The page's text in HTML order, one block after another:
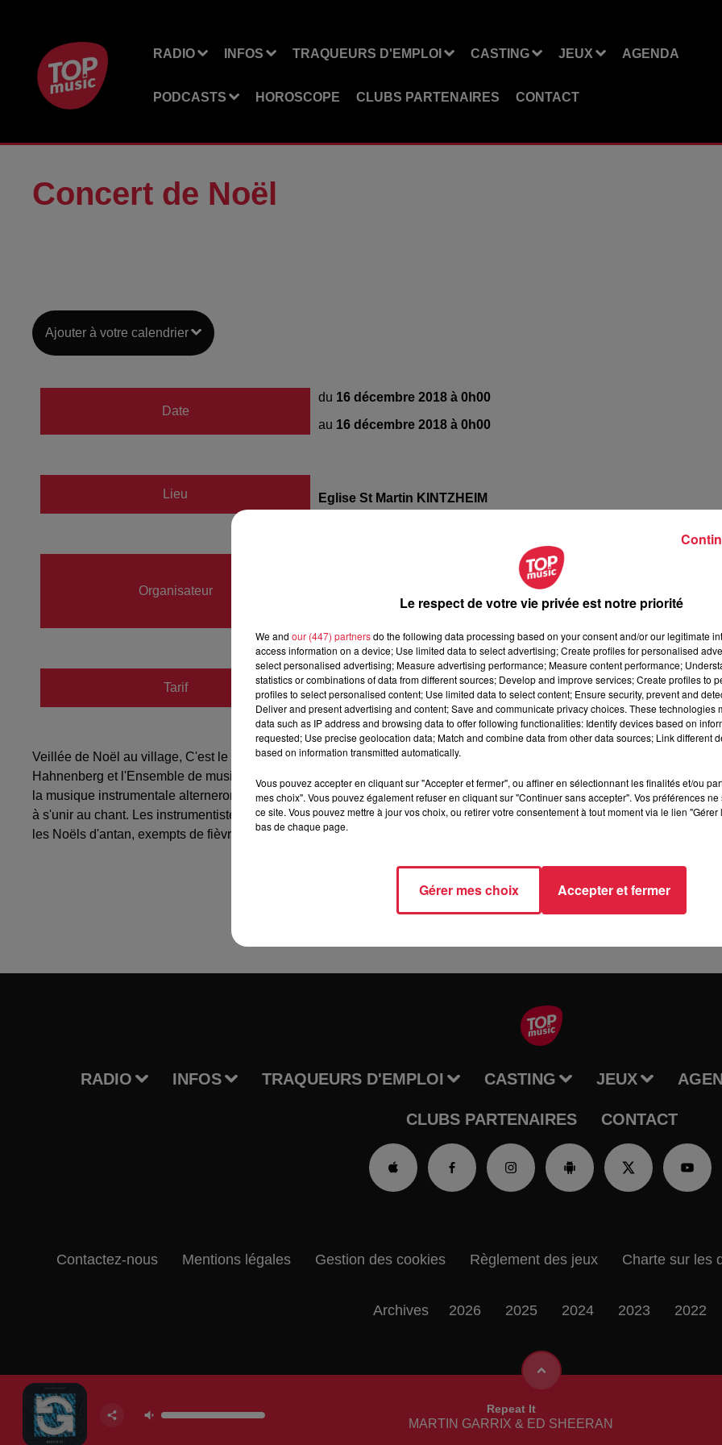
RADIO INFOS TRAQUEURS D'EMPLOI CASTING JEUX AGENDA
PODCASTS HOROSCOPE CLUBS PARTENAIRES CONTACT
Concert de Noël
Ajouter à votre calendrier
Date
du 16 décembre 2018 à 0h00
au 16 décembre 2018 à 0h00
Lieu Eglise St Martin KINTZHEIM
Organisateur
Catherine SPORER ( Choeur du Hahnenberg)
Tarif Gratuit
Veillée de Noël au village, C'est le dimanche 16 décembre 2018 à 17 h en l'église de Kintzheim, qu'aura lieu la
Hahnenberg et l'Ensemble de musique ancienne 'Künigs-Art' de Kintzheim ont uni leurs efforts en vue d'offrir cette
la musique instrumentale alterneront avec des textes poétiques.Le choeur du Hahnenberg proposera ses plus beaux
à s'unir au chant. Les instrumentistes de Künigs-Art contribueront à recréer une ambiance des temps jadis, de
les Noëls d'antan, exempts de fièvre mercantile. Entrée libre, Plateau au profit de la paroisse.
RADIO INFOS TRAQUEURS D'EMPLOI CASTING JEUX
CLUBS PARTENAIRES CONTACT
Repeat It
MARTIN GARRIX & ED SHEERAN
Contactez-nous Mentions légales Gestion des cookies Règlement des jeux Charte sur les
Archives 2026 2025 2024 2023 2022
Le respect de votre vie privée est notre priorité
We and our (447) partnersdo the following data processing based on your consent and/or our legitimate
access information on a device; Use limited data to select advertising; Create profiles for personalised
select personalised advertising; Measure advertising performance; Measure content performance;
statistics or combinations of data from different sources; Develop and improve services; Create profiles to
profiles to select personalised content; Use limited data to select content; Ensure security, prevent and
Deliver and present advertising and content; Save and communicate privacy choices. These technologies
data such as IP address and browsing data to offer following functionalities: Identify devices based on
requested; Use precise geolocation data; Match and combine data from other data sources; Link different
based on information transmitted automatically.
Vous pouvez accepter en cliquant sur "Accepter et fermer", ou affiner en sélectionnant les finalités et/ou
mes choix". Vous pouvez également refuser en cliquant sur "Continuer sans accepter". Vos préférences
ce site. Vous pouvez mettre à jour vos choix, ou retirer votre consentement à tout moment via le lien
bas de chaque page.
Gérer mes choix Accepter et fermer